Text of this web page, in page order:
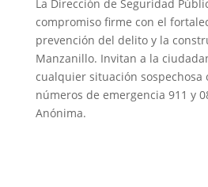
La Dirección de Seguridad
compromiso firme con el
prevención del delito y la
Manzanillo. Invitan a la
cualquier situación sospechosa
números de emergencia 911 y
Anónima.